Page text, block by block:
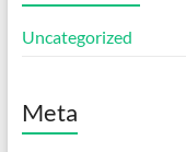
Uncategorized
Meta